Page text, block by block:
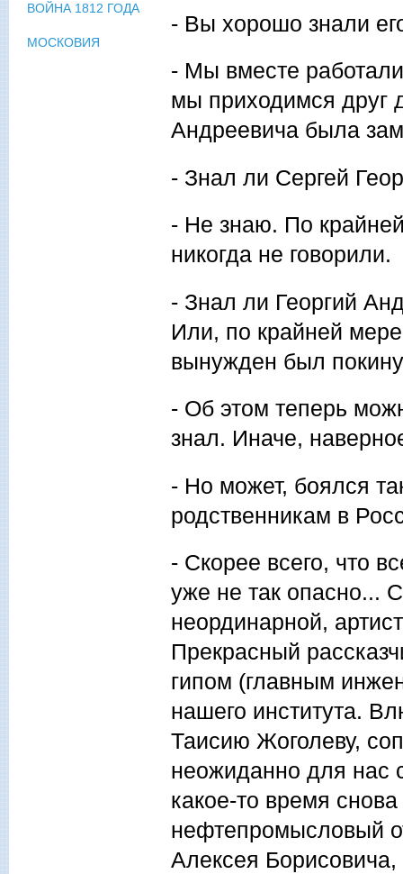
- Вы хорошо знали
- Мы вместе
мы приходимся друг
Андреевича была
- Знал ли Сергей
- Не знаю. По
никогда не говорили.
- Знал ли Георгий
Или, по крайней
вынужден был
- Об этом теперь
знал. Иначе,
- Но может, боялся
родственникам в
- Скорее всего, что
уже не так опасно...
неординарной,
Прекрасный
гипом (главным
нашего института.
Таисию Жоголеву,
неожиданно для нас
какое-то время
нефтепромысловый
Алексея
ВОЙНА 1812 ГОДА
МОСКОВИЯ